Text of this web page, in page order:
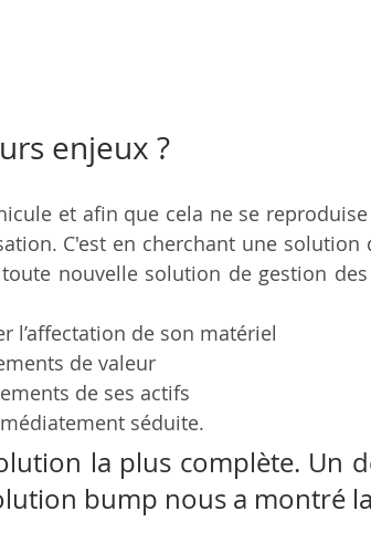
enjeux ?
et afin que cela ne se
C'est en cherchant une solution
nouvelle solution de gestion
l’affectation de son matériel
de valeur
de ses actifs
séduite.
la plus complète. Un
bump nous a montré